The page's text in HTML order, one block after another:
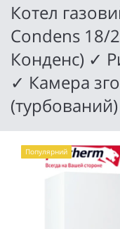
Котел
Condens 18/
Конденс) ✓
✓ Камера
Популярний